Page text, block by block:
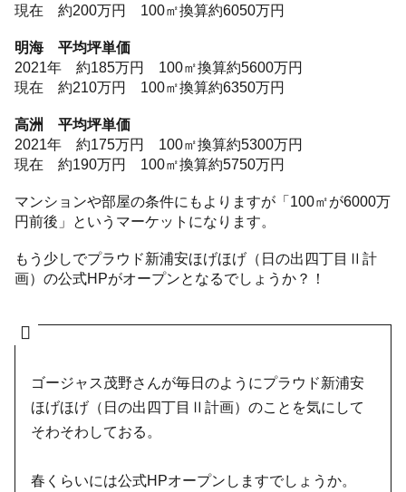
現在 約200万円 100㎡換算約6050万円
明海 平均坪単価
2021年 約185万円 100㎡換算約5600万円
現在 約210万円 100㎡換算約6350万円
高洲 平均坪単価
2021年 約175万円 100㎡換算約5300万円
現在 約190万円 100㎡換算約5750万円
マンションや部屋の条件にもよりますが「100㎡が6000万
円前後」というマーケットになります。
もう少しでプラウド新浦安ほげほげ（日の出四丁目Ⅱ計
画）の公式HPがオープンとなるでしょうか？！
ゴージャス茂野さんが毎日のようにプラウド新浦安
ほげほげ（日の出四丁目Ⅱ計画）のことを気にして
そわそわしておる。
春くらいには公式HPオープンしますでしょうか。